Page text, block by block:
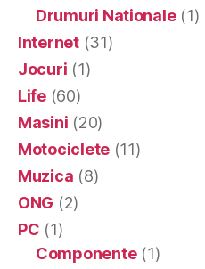
Drumuri Nationale(1)
Internet(31)
Jocuri (1)
Life(60)
Masini (20)
Motociclete (11)
Muzica (8)
ONG (2)
PC (1)
Componente(1)